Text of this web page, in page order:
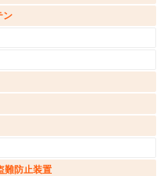
ン
難防止装置